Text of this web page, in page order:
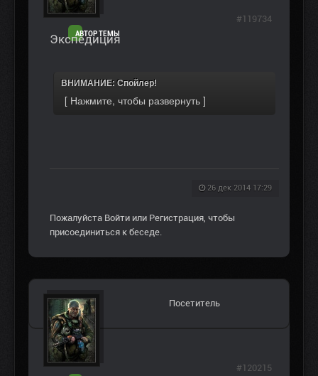
АВТОР ТЕМЫ
Экспедиция
ВНИМАНИЕ: Спойлер!
26 дек 2014 17:29
#119734
Пожалуйста Войти или Регистрация , чтобы
присоединиться к беседе.
Посетитель
#120215